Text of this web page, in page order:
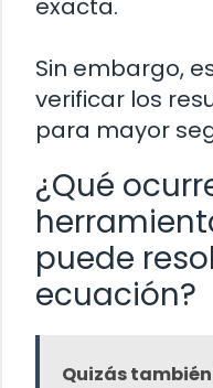
Sin embargo,
verificar los
para mayor
¿Qué
puede
ecuación?
Quizás